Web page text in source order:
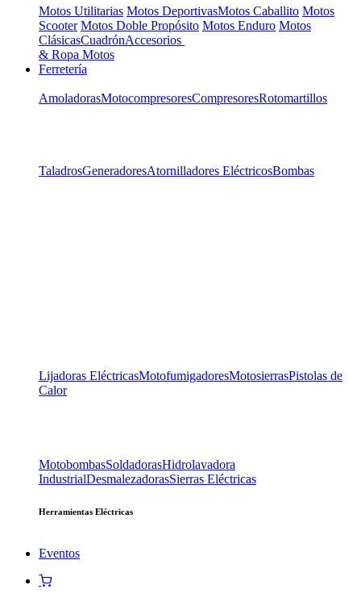
Motos Utilitarias Motos DeportivasMotos Caballito Motos
Scooter Motos Doble Propósito Motos Enduro Motos
ClásicasCuadrónAccesorios
& Ropa Motos
Ferretería
AmoladorasMotocompresoresCompresoresRotomartillos
TaladrosGeneradoresAtornilladores EléctricosBombas
Lijadoras EléctricasMotofumigadoresMotosierrasPistolas de
Calor
MotobombasSoldadorasHidrolavadora
IndustrialDesmalezadorasSierras Eléctricas
Herramientas Eléctricas
Eventos